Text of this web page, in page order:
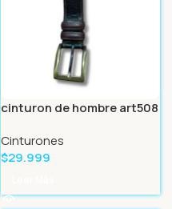
cinturon de hombre art508
Cinturones
$29.999